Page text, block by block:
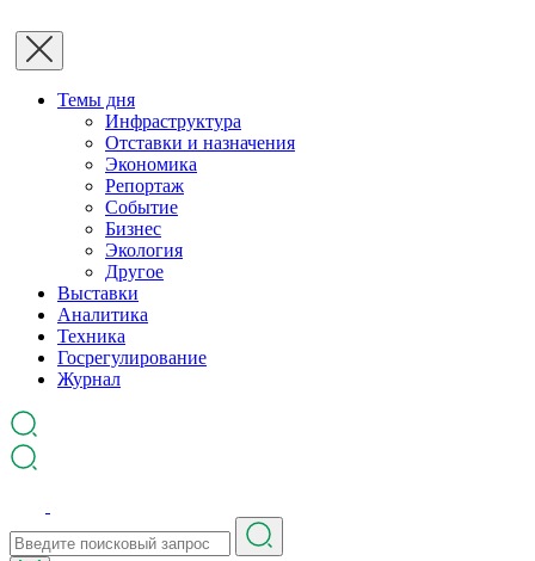
Темы дня
Инфраструктура
Отставки и назначения
Экономика
Репортаж
Событие
Бизнес
Экология
Другое
Выставки
Аналитика
Техника
Госрегулирование
Журнал